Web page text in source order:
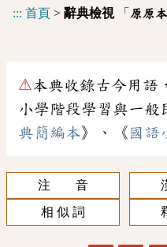
::: 首頁 > 辭典檢視「 原原
⚠本典收錄古今用語，
小學階段學習與一般
典簡編本》、《 國語
注 音
相 似 詞